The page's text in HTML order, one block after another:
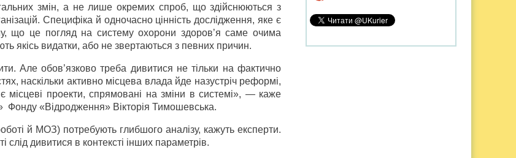
змін, а не лише окремих спроб, що здійснюються з
Специфіка й одночасно цінність дослідження, яке є
що це погляд на систему охорони здоров’я саме очима
якісь видатки, або не звертаються з певних причин.
Але обов’язково треба дивитися не тільки на фактично
наскільки активно місцева влада йде назустріч реформі,
місцеві проекти, спрямовані на зміни в системі», — каже
Фонду «Відродження» Вікторія Тимошевська.
й МОЗ) потребують глибшого аналізу, кажуть експерти.
дивитися в контексті інших параметрів.